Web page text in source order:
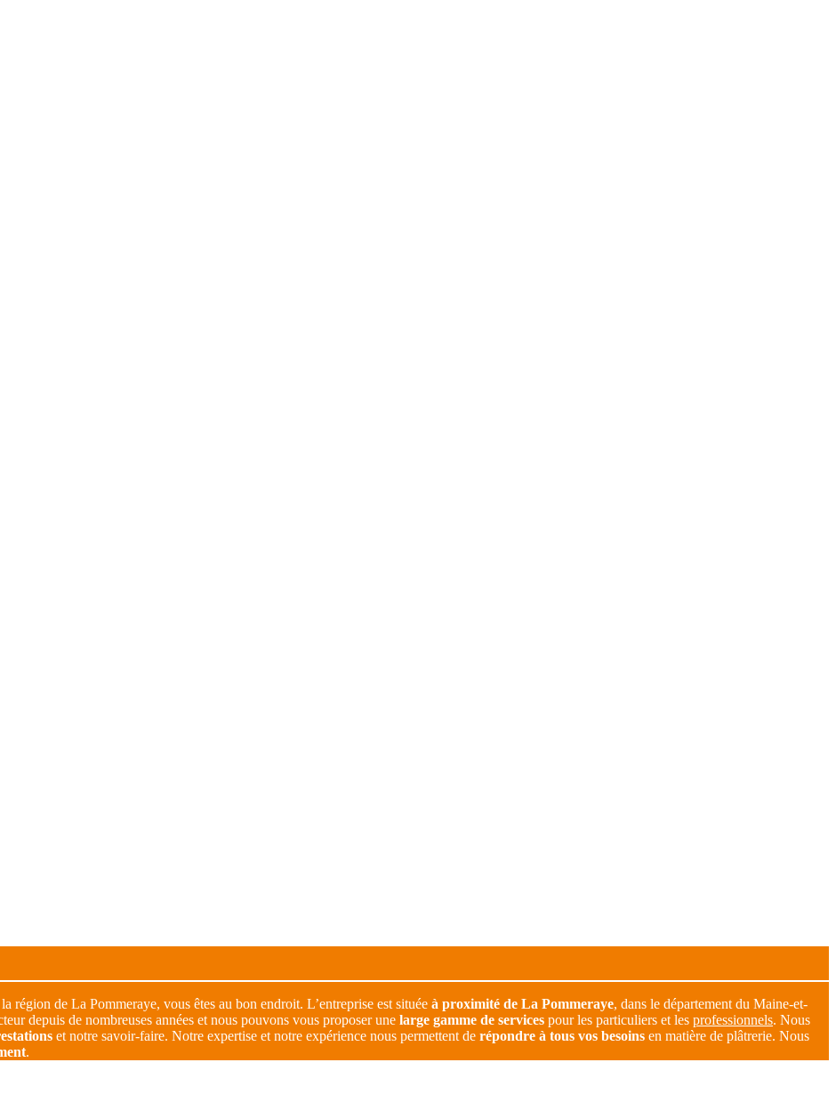
région de La Pommeraye, vous êtes au bon endroit. L’entreprise est située à proximité de La Pommeraye, dans le département du Maine-et-
depuis de nombreuses années et nous pouvons vous proposer une large gamme de services pour les particuliers et les professionnels. Nous
et notre savoir-faire. Notre expertise et notre expérience nous permettent de répondre à tous vos besoins en matière de plâtrerie. Nous
.